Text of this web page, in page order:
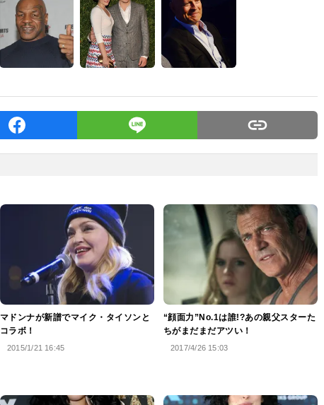
マドンナが新譜でマイク・タイソンと
コラボ！
2015/1/21 16:45
“顔面力”No.1は誰!?あの親父スターた
ちがまだまだアツい！
2017/4/26 15:03